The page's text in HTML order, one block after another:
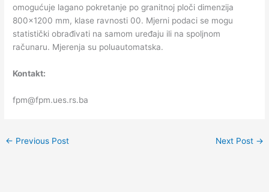
omogućuje lagano pokretanje po granitnoj ploči dimenzija
800×1200 mm, klase ravnosti 00. Mjerni podaci se mogu
statistički obrađivati na samom uređaju ili na spoljnom
računaru. Mjerenja su poluautomatska.
Kontakt:
fpm@fpm.ues.rs.ba
← Previous Post Next Post →